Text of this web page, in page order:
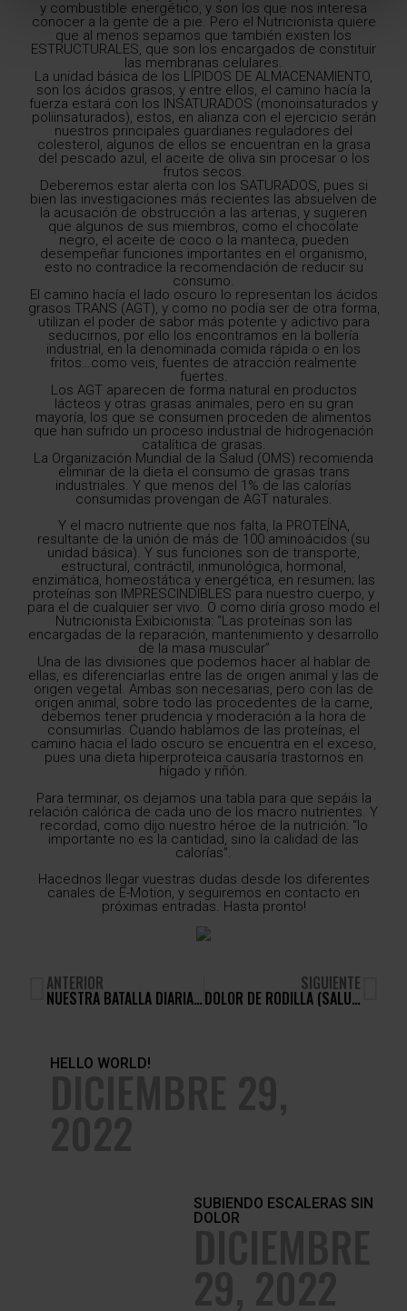
y combustible energético, y son los que nos interesa
conocer a la gente de a pie. Pero el Nutricionista quiere
que al menos sepamos que también existen los
ESTRUCTURALES, que son los encargados de constituir
las membranas celulares.
La unidad básica de los LÍPIDOS DE ALMACENAMIENTO,
son los ácidos grasos, y entre ellos, el camino hacía la
fuerza estará con los INSATURADOS (monoinsaturados y
poliinsaturados), estos, en alianza con el ejercicio serán
nuestros principales guardianes reguladores del
colesterol, algunos de ellos se encuentran en la grasa
del pescado azul, el aceite de oliva sin procesar o los
frutos secos.
Deberemos estar alerta con los SATURADOS, pues si
bien las investigaciones más recientes las absuelven de
la acusación de obstrucción a las arterias, y sugieren
que algunos de sus miembros, como el chocolate
negro, el aceite de coco o la manteca, pueden
desempeñar funciones importantes en el organismo,
esto no contradice la recomendación de reducir su
consumo.
El camino hacía el lado oscuro lo representan los ácidos
grasos TRANS (AGT), y como no podía ser de otra forma,
utilizan el poder de sabor más potente y adictivo para
seducirnos, por ello los encontramos en la bollería
industrial, en la denominada comida rápida o en los
fritos…como veis, fuentes de atracción realmente
fuertes.
Los AGT aparecen de forma natural en productos
lácteos y otras grasas animales, pero en su gran
mayoría, los que se consumen proceden de alimentos
que han sufrido un proceso industrial de hidrogenación
catalítica de grasas.
La Organización Mundial de la Salud (OMS) recomienda
eliminar de la dieta el consumo de grasas trans
industriales. Y que menos del 1% de las calorías
consumidas provengan de AGT naturales.
Y el macro nutriente que nos falta, la PROTEÍNA,
resultante de la unión de más de 100 aminoácidos (su
unidad básica). Y sus funciones son de transporte,
estructural, contráctil, inmunológica, hormonal,
enzimática, homeostática y energética, en resumen; las
proteínas son IMPRESCINDIBLES para nuestro cuerpo, y
para el de cualquier ser vivo. O como diría groso modo el
Nutricionista Exibicionista: “Las proteínas son las
encargadas de la reparación, mantenimiento y desarrollo
de la masa muscular”
Una de las divisiones que podemos hacer al hablar de
ellas, es diferenciarlas entre las de origen animal y las de
origen vegetal. Ambas son necesarias, pero con las de
origen animal, sobre todo las procedentes de la carne,
debemos tener prudencia y moderación a la hora de
consumirlas. Cuando hablamos de las proteínas, el
camino hacia el lado oscuro se encuentra en el exceso,
pues una dieta hiperproteica causaría trastornos en
hígado y riñón.
Para terminar, os dejamos una tabla para que sepáis la
relación calórica de cada uno de los macro nutrientes. Y
recordad, como dijo nuestro héroe de la nutrición: “lo
importante no es la cantidad, sino la calidad de las
calorías”.
Hacednos llegar vuestras dudas desde los diferentes
canales de E-Motion, y seguiremos en contacto en
próximas entradas. Hasta pronto!
ANTERIOR
NUESTRA BATALLA DIARIA (LA LUCHA ANTIGRAVITACIONAL)
SIGUIENTE
DOLOR DE RODILLA (SALUD HOLMES)
HELLO WORLD!
SUBIENDO ESCALERAS SIN
DOLOR